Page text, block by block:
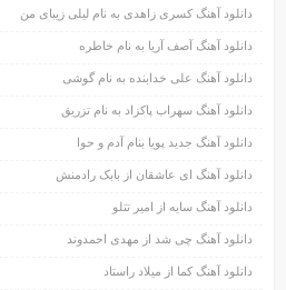
دانلود آهنگ کسری زاهدی به نام لیلی زیبای من
دانلود آهنگ آصف آریا به نام خاطره
دانلود آهنگ علی خدابنده به نام گوشی
دانلود آهنگ سهراب پاکزاد به نام تزریق
دانلود آهنگ جدید پویا بنام آدم و حوا
دانلود آهنگ ای عاشقان از بابک رادمنش
دانلود آهنگ سایه از امیر تتلو
دانلود آهنگ چی شد از مهدی احمدوند
دانلود آهنگ کما از میلاد راستاد